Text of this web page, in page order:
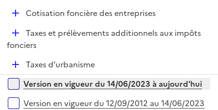
e
D
l
r
Cotisation foncière des entreprises
D
é
e
r
Taxes et prélèvements additionnels aux impôts
fonciers
D
é
p
Taxes d’urbanisme
Versions sur la période
Version en vigueur du 14/06/2023 à aujourd'hui
Version en vigueur du 12/09/2012 au 14/06/2023